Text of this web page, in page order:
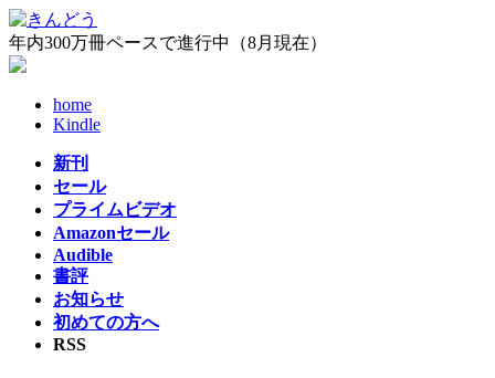
コ
ン
テ
ナ
ビ
ゲ
年内300万冊ペースで進行中（8月現在）
home
Kindle
新刊
セール
プライムビデオ
Amazonセール
Audible
書評
お知らせ
初めての方へ
RSS